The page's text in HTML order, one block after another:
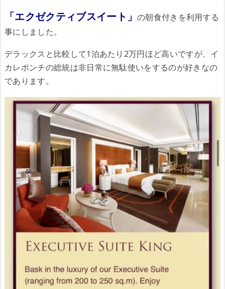
「エクゼクティブスイート」の朝食付きを利用する
事にしました。
デラックスと比較して1泊あたり2万円ほど高いですが、イ
カレポンチの総統は非日常に無駄使いをするのが好きなの
であります。